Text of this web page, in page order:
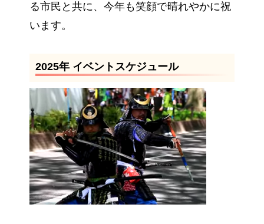
る市民と共に、今年も笑顔で晴れやかに祝
います。
2025年 イベントスケジュール